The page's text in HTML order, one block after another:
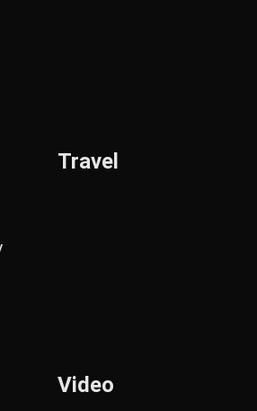
Travel
Video